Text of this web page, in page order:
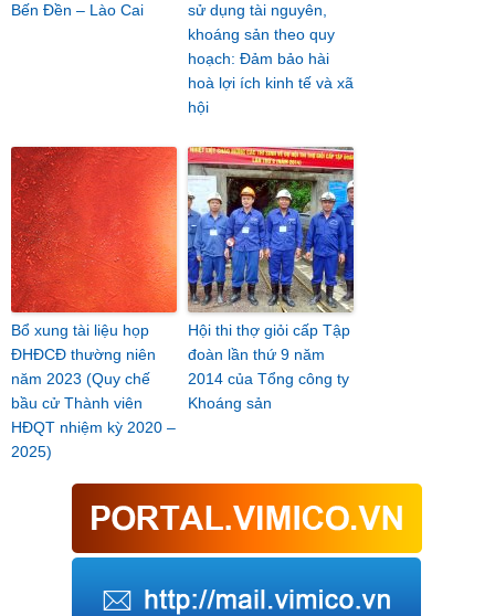
Bến Đền – Lào Cai
sử dụng tài nguyên,
khoáng sản theo quy
hoạch: Đảm bảo hài
hoà lợi ích kinh tế và xã
hội
Bổ xung tài liệu họp
ĐHĐCĐ thường niên
năm 2023 (Quy chế
bầu cử Thành viên
HĐQT nhiệm kỳ 2020 –
2025)
Hội thi thợ giỏi cấp Tập
đoàn lần thứ 9 năm
2014 của Tổng công ty
Khoáng sản